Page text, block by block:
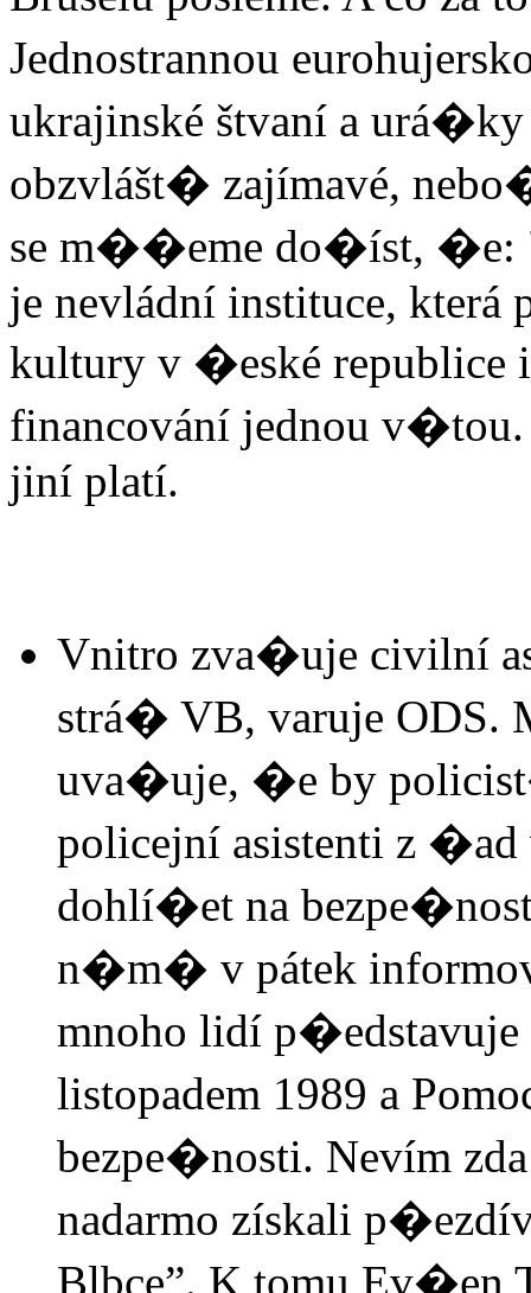
Jednostrannou
ukrajinské štvaní a
obzvlášt� zajímavé,
se m��eme do�íst, �e:
je nevládní instituce, která
kultury v �eské republice
financování jednou
jiní platí.
Vnitro zva�uje civilní
strá� VB, varuje ODS.
uva�uje, �e by
policejní asistenti z
dohlí�et na
n�m� v pátek
mnoho lidí p�edstavuje
listopadem 1989 a
bezpe�nosti. Nevím
nadarmo získali
Blbce”. K tomu Ev�en